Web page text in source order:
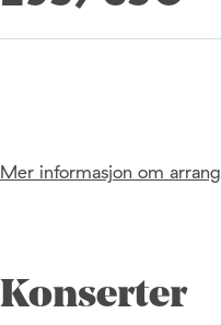
Mer informasjon om
Konserter